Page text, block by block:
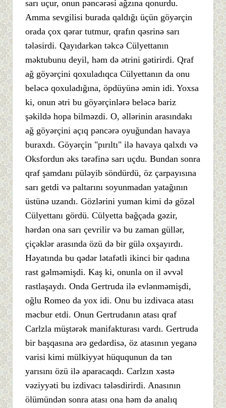
sarı uçur, onun pəncərəsi ağzına qonurdu.
Amma sevgilisi burada qaldığı üçün göyərçin
orada çox qərar tutmur, qrafın qəsrinə sarı
tələsirdi. Qayıdarkən təkcə Cülyettanın
məktubunu deyil, həm də ətrini gətirirdi. Qraf
ağ göyərçini qoxuladıqca Cülyettanın da onu
beləcə qoxuladığına, öpdüyünə əmin idi. Yoxsa
ki, onun ətri bu göyərçinlərə beləcə bariz
şəkildə hopa bilməzdi. O, əllərinin arasındakı
ağ göyərçini açıq pəncərə oyuğundan havaya
buraxdı. Göyərçin "pırıltı" ilə havaya qalxdı və
Oksfordun əks tərəfinə sarı uçdu. Bundan sonra
qraf şamdanı püləyib söndürdü, öz çarpayısına
sarı getdi və paltarını soyunmadan yatağının
üstünə uzandı. Gözlərini yuman kimi də gözəl
Cülyettanı gördü. Cülyetta bağçada gəzir,
hərdən ona sarı çevrilir və bu zaman güllər,
çiçəklər arasında özü də bir gülə oxşayırdı.
Həyatında bu qədər lətafətli ikinci bir qadına
rast gəlməmişdi. Kaş ki, onunla on il əvvəl
rastlaşaydı. Onda Gertruda ilə evlənməmişdi,
oğlu Romeo da yox idi. Onu bu izdivaca atası
məcbur etdi. Onun Gertrudanın atası qraf
Carlzla müştərək manifakturası vardı. Gertruda
bir başqasına ərə gedərdisə, öz atasının yeganə
varisi kimi mülkiyyət hüququnun da tən
yarısını özü ilə aparacaqdı. Carlzın xəstə
vəziyyəti bu izdivacı tələsdirirdi. Anasının
ölümündən sonra atası ona həm də analıq